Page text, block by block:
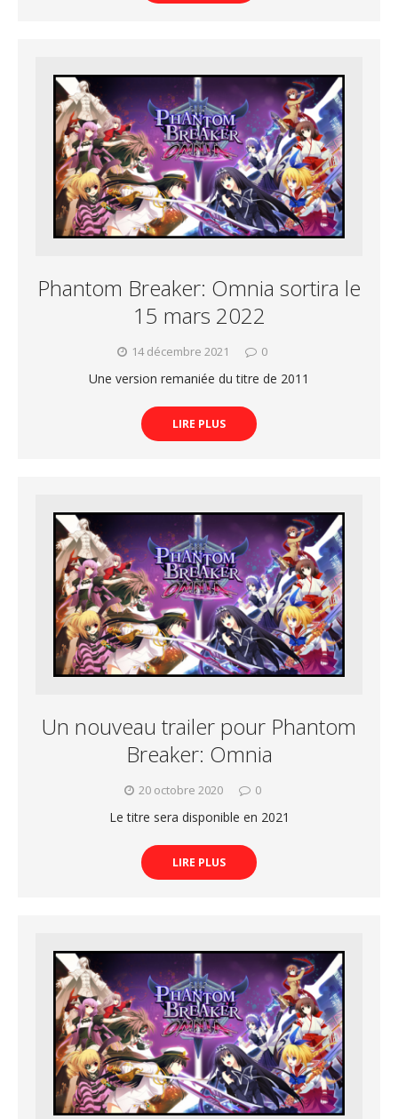
Phantom Breaker: Omnia sortira le
15 mars 2022
14 décembre 2021 0
Une version remaniée du titre de 2011
LIRE PLUS
Un nouveau trailer pour Phantom
Breaker: Omnia
20 octobre 2020 0
Le titre sera disponible en 2021
LIRE PLUS